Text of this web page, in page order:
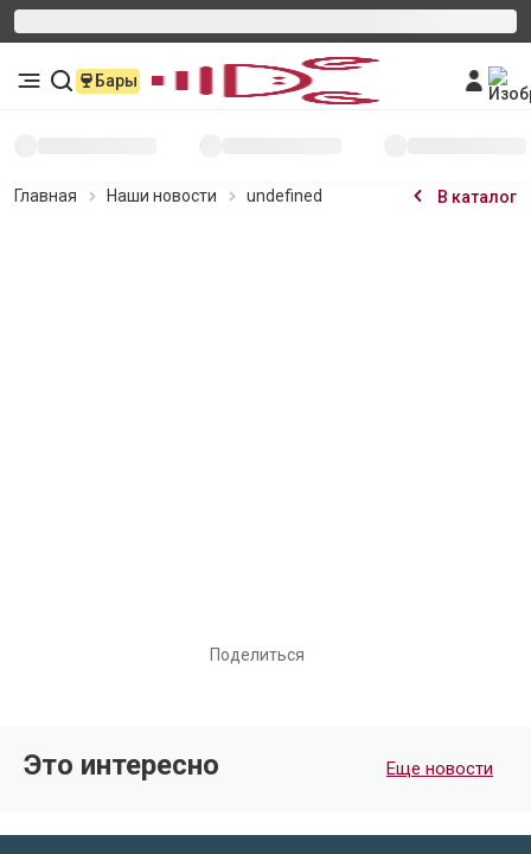
Бары
Главная Наши новости undefined В каталог
Поделиться
Это интересно Еще новости